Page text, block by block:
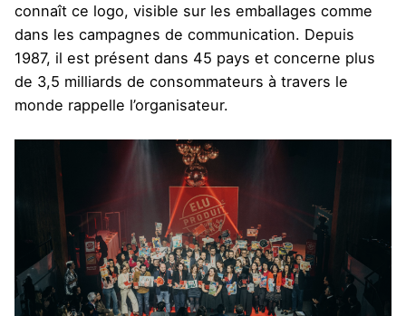
connaît ce logo, visible sur les emballages comme
dans les campagnes de communication. Depuis
1987, il est présent dans 45 pays et concerne plus
de 3,5 milliards de consommateurs à travers le
monde rappelle l’organisateur.